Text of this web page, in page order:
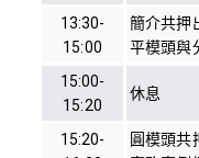
13:30-
15:00
簡介共押
平模頭與
15:00-
15:20
休息
15:20-
圓模頭共